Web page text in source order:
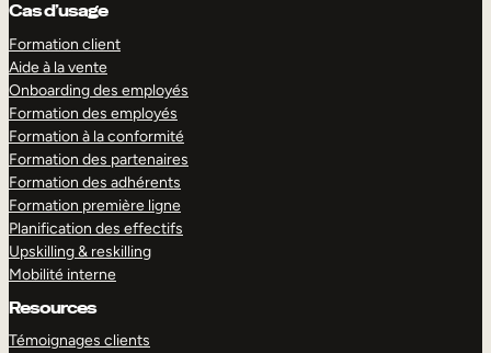
Cas d’usage
Formation client
Aide à la vente
Onboarding des employés
Formation des employés
Formation à la conformité
Formation des partenaires
Formation des adhérents
Formation première ligne
Planification des effectifs
Upskilling & reskilling
Mobilité interne
Resources
Témoignages clients